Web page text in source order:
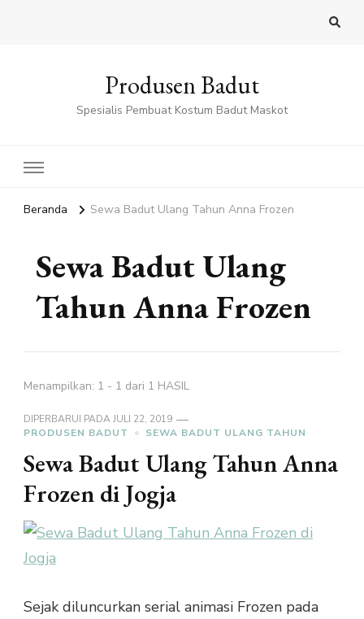
Produsen Badut
Spesialis Pembuat Kostum Badut Maskot
Beranda Sewa Badut Ulang Tahun Anna Frozen
Sewa Badut Ulang
Tahun Anna Frozen
Menampilkan: 1 - 1 dari 1 HASIL
DIPERBARUI PADAJULI 22, 2019
PRODUSEN BADUT
SEWA BADUT ULANG TAHUN
Sewa Badut Ulang Tahun Anna
Frozen di Jogja
Sejak diluncurkan serial animasi Frozen pada